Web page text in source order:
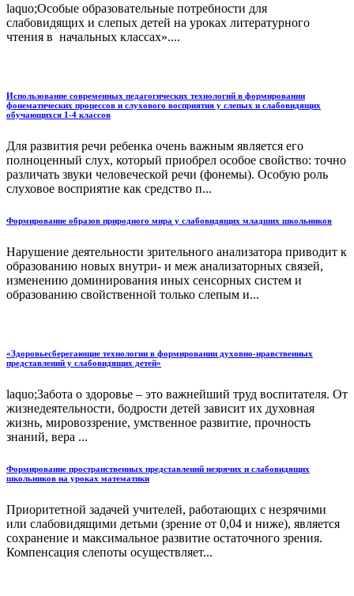
laquo;Особые образовательные потребности для
слабовидящих и слепых детей на уроках литературного
чтения в начальных классах»....
Использование современных педагогических технологий в формировании
фонематических процессов и слухового восприятия у слепых и слабовидящих
обучающихся 1-4 классов
Для развития речи ребенка очень важным является его
полноценный слух, который приобрел особое свойство: точно
различать звуки человеческой речи (фонемы). Особую роль
слуховое восприятие как средство п...
Формирование образов природного мира у слабовидящих младших школьников
Нарушение деятельности зрительного анализатора приводит к
образованию новых внутри- и меж анализаторных связей,
изменению доминирования иных сенсорных систем и
образованию свойственной только слепым и...
«Здоровьесберегающие технологии в формировании духовно-нравственных
представлений у слабовидящих детей»
laquo;Забота о здоровье – это важнейший труд воспитателя. От
жизнедеятельности, бодрости детей зависит их духовная
жизнь, мировоззрение, умственное развитие, прочность
знаний, вера ...
Формирование пространственных представлений незрячих и слабовидящих
школьников на уроках математики
Приоритетной задачей учителей, работающих с незрячими
или слабовидящими детьми (зрение от 0,04 и ниже), является
сохранение и максимальное развитие остаточного зрения.
Компенсация слепоты осуществляет...